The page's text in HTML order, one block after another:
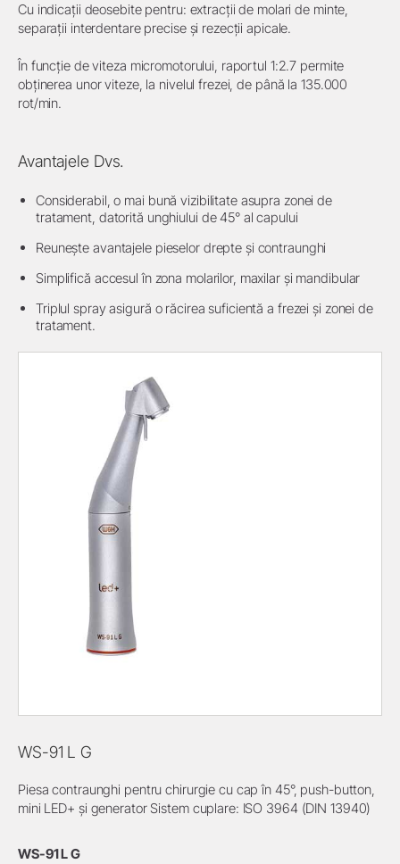
Cu indicații deosebite pentru: extracții de molari de minte,
separații interdentare precise și rezecții apicale.
În funcție de viteza micromotorului, raportul 1:2.7 permite
obținerea unor viteze, la nivelul frezei, de până la 135.000
rot/min.
Avantajele Dvs.
Considerabil, o mai bună vizibilitate asupra zonei de
tratament, datorită unghiului de 45° al capului
Reunește avantajele pieselor drepte și contraunghi
Simplifică accesul în zona molarilor, maxilar și mandibular
Triplul spray asigură o răcirea suficientă a frezei și zonei de
tratament.
WS-91 L G
Piesa contraunghi pentru chirurgie cu cap în 45°, push-button,
mini LED+ și generator Sistem cuplare: ISO 3964 (DIN 13940)
WS-91 L G